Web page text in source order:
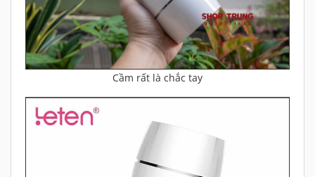
Cầm rất là chắc tay